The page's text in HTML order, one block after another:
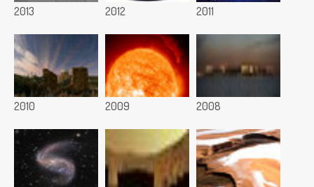
2013 2012 2011
2010 2009 2008